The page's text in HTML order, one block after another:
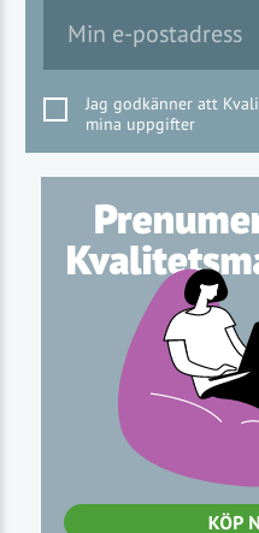
Jag godkänner att
mina uppgifter